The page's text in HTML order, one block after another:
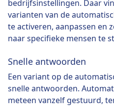
bedrijfsinstellingen. Daar
varianten van de
te activeren, aanpassen en
naar specifieke mensen te
Snelle antwoorden
Een variant op de
snelle antwoorden.
meteen vanzelf gestuurd,